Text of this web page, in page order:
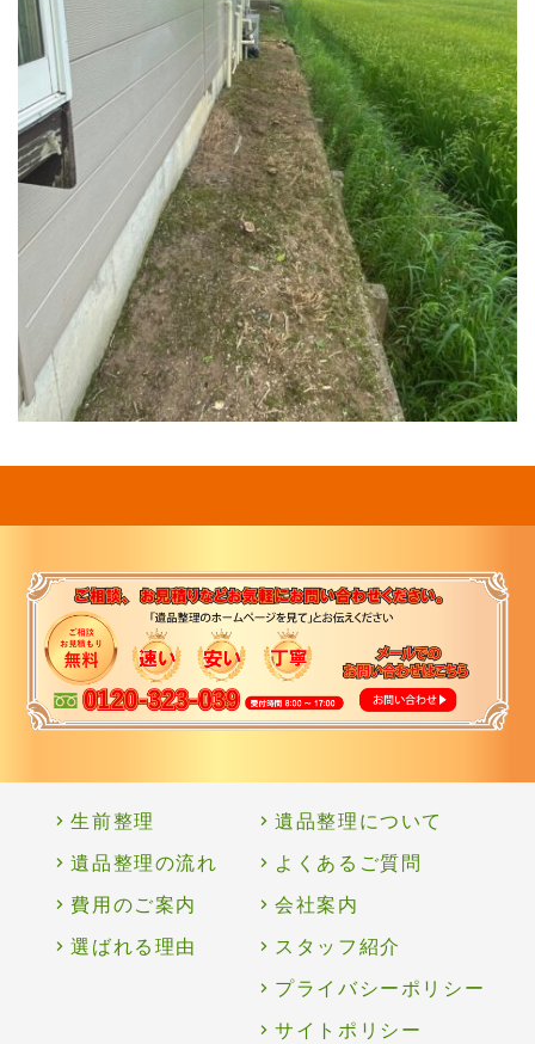
生前整理
遺品整理の流れ
費用のご案内
選ばれる理由
遺品整理について
よくあるご質問
会社案内
スタッフ紹介
プライバシーポリシー
サイトポリシー